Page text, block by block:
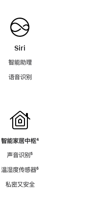
Siri
智能助理
语音识别
智能家居中枢脚
⁴
声音识别脚
⁵
温湿度传感器脚
⁶
私密又安全